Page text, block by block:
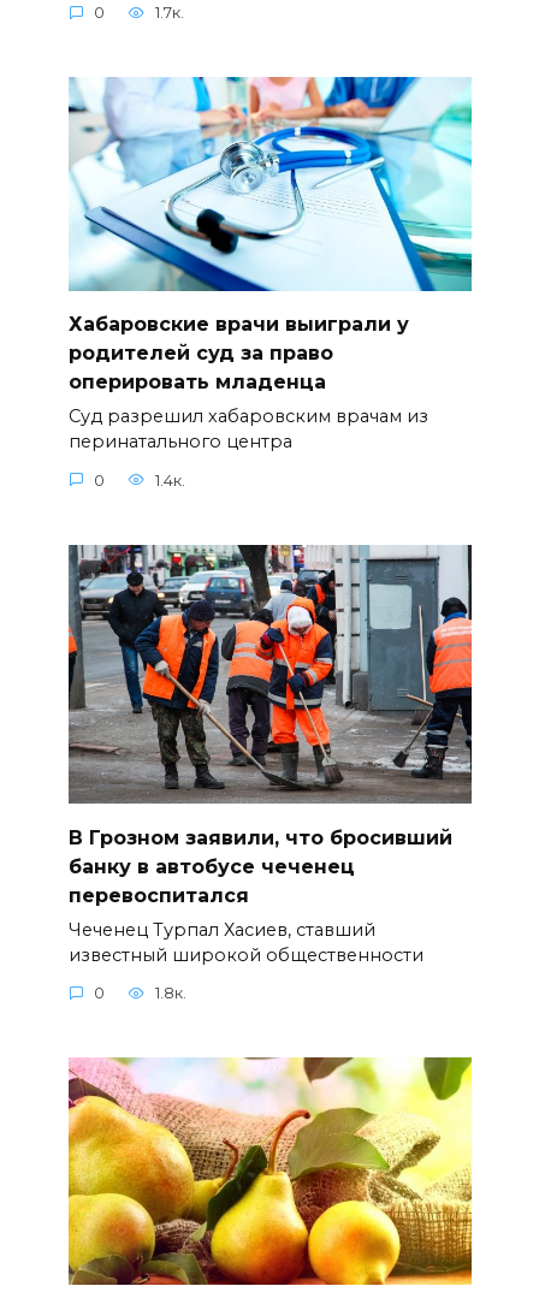
0 1.7к.
Хабаровские врачи выиграли у
родителей суд за право
оперировать младенца
Суд разрешил хабаровским врачам из
перинатального центра
0 1.4к.
В Грозном заявили, что бросивший
банку в автобусе чеченец
перевоспитался
Чеченец Турпал Хасиев, ставший
известный широкой общественности
0 1.8к.